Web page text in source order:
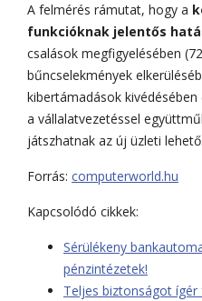
A felmérés rámutat, hogy a
funkcióknak jelentős
csalások megfigyelésében
bűncselekmények
kibertámadások
a vállalatvezetéssel
játszhatnak az új üzleti
Forrás: computerworld.hu
Kapcsolódó cikkek:
Sérülékeny
pénzintézetek!
Teljes biztonságot